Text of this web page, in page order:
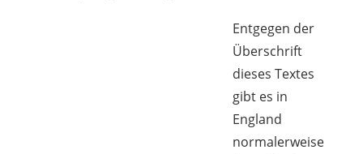
Entgegen der
Überschrift
dieses Textes
gibt es in
England
normalerweise